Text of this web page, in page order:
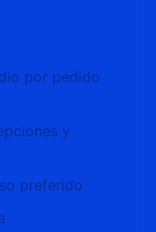
por pedido
y
preferido